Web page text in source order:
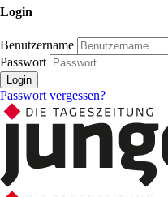
Login
Benutzername
Passwort
Login
Passwort vergessen?